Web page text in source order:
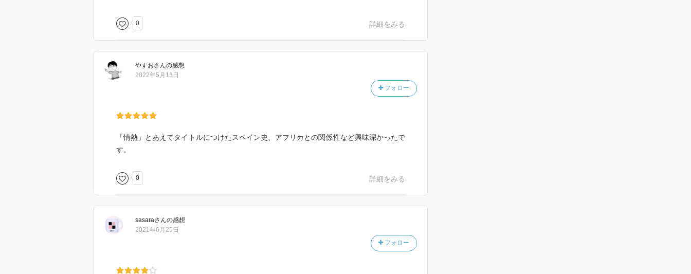
さっすが情熱の国！
赤色を作る着色料、コチニールが、新大陸から持ち込まれた、とのことだが、私はこの原
料を知ってから出来るだけ避けてしまっている。
もちろん食品衛生法上何の問題もないのだろうが、好みの問題として…
passion という言葉が示すものこそ、スペイン。
本書でシリーズは終わりだそうだが、できれば他の国もお願いしたいと思う。
0 詳細をみる
やすおさんの感想
フォロー
2022年5月13日
「情熱」とあえてタイトルにつけたスペイン史、アフリカとの関係性など興味深かったで
す。
0 詳細をみる
sasaraさんの感想
フォロー
2021年6月25日